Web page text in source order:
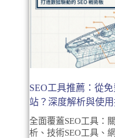
SEO工具推薦：從
站？深度解析與使用
全面覆蓋SEO工具：
析、技術SEO工具、